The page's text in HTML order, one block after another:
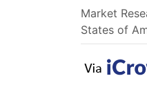
Market
States of